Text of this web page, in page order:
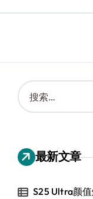
搜
索
：
最新文章
S25 Ultra颜